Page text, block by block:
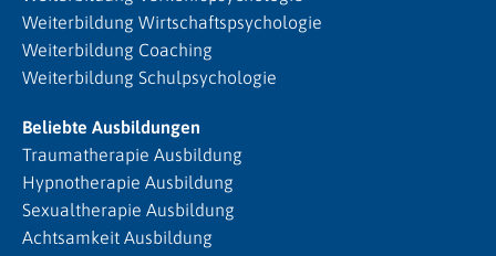
Weiterbildung Wirtschaftspsychologie
Weiterbildung Coaching
Weiterbildung Schulpsychologie
Beliebte Ausbildungen
Traumatherapie Ausbildung
Hypnotherapie Ausbildung
Sexualtherapie Ausbildung
Achtsamkeit Ausbildung